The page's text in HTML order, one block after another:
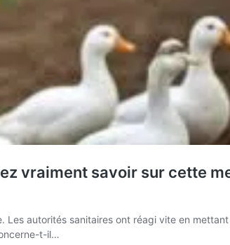
vraiment savoir sur cette
autorités sanitaires ont réagi vite en
t-il…